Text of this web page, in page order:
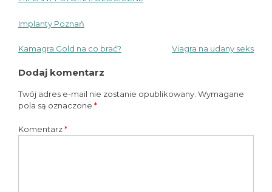
Implanty Poznań
Nawigacja
wpisu
Kamagra Gold na co brać? Viagra na udany seks
Dodaj komentarz
Twój adres e-mail nie zostanie opublikowany. Wymagane
pola są oznaczone *
Komentarz*